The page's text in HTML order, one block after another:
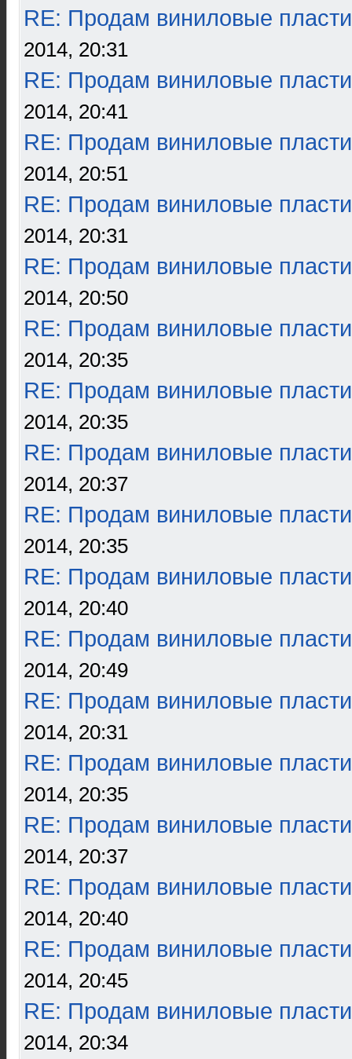
RE: Продам виниловые
2014, 20:31
RE: Продам виниловые
2014, 20:41
RE: Продам виниловые
2014, 20:51
RE: Продам виниловые
2014, 20:31
RE: Продам виниловые
2014, 20:50
RE: Продам виниловые
2014, 20:35
RE: Продам виниловые
2014, 20:35
RE: Продам виниловые
2014, 20:37
RE: Продам виниловые
2014, 20:35
RE: Продам виниловые
2014, 20:40
RE: Продам виниловые
2014, 20:49
RE: Продам виниловые
2014, 20:31
RE: Продам виниловые
2014, 20:35
RE: Продам виниловые
2014, 20:37
RE: Продам виниловые
2014, 20:40
RE: Продам виниловые
2014, 20:45
RE: Продам виниловые
2014, 20:34